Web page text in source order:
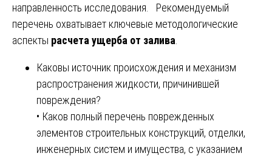
направленность исследования. Рекомендуемый
перечень охватывает ключевые методологические
аспекты расчета ущерба от залива
Каковы источник происхождения и механизм
распространения жидкости, причинившей
повреждения?
• Каков полный перечень поврежденных
элементов строительных конструкций, отделки,
инженерных систем и имущества, с указанием